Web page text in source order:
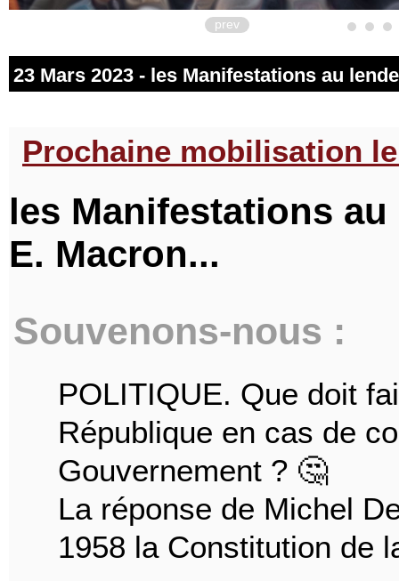
prev
23 Mars 2023 - les Manifestations au
Prochaine mobilisation
les Manifestations
E. Macron...
Souvenons-nous :
POLITIQUE. Que doit
République en cas de
Gouvernement ? 🤔
La réponse de Michel
1958 la Constitution de